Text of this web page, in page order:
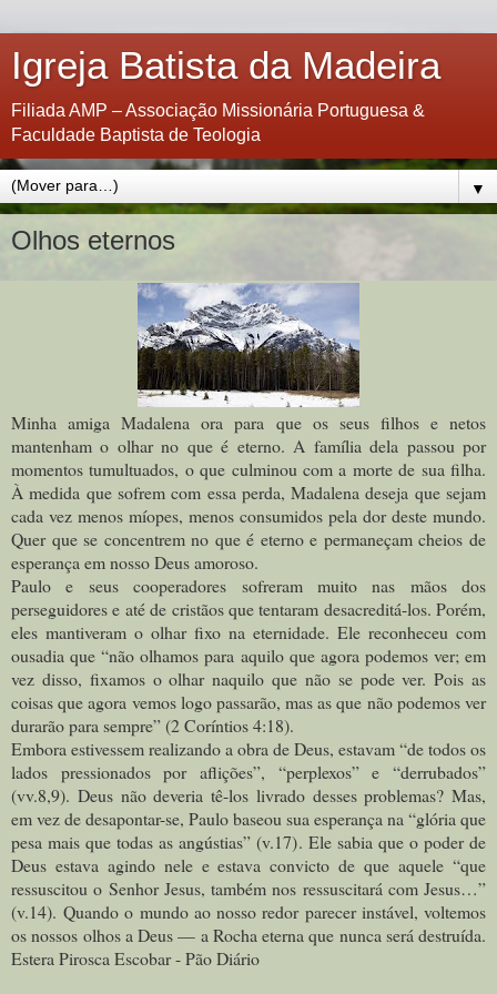
Igreja Batista da Madeira
Filiada AMP – Associação Missionária Portuguesa &
Faculdade Baptista de Teologia
▼
Olhos eternos
Minha amiga Madalena ora para que os seus filhos e netos
mantenham o olhar no que é eterno. A família dela passou por
momentos tumultuados, o que culminou com a morte de sua filha.
À medida que sofrem com essa perda, Madalena deseja que sejam
cada vez menos míopes, menos consumidos pela dor deste mundo.
Quer que se concentrem no que é eterno e permaneçam cheios de
esperança em nosso Deus amoroso.
Paulo e seus cooperadores sofreram muito nas mãos dos
perseguidores e até de cristãos que tentaram desacreditá-los. Porém,
eles mantiveram o olhar fixo na eternidade. Ele reconheceu com
ousadia que “não olhamos para aquilo que agora podemos ver; em
vez disso, fixamos o olhar naquilo que não se pode ver. Pois as
coisas que agora vemos logo passarão, mas as que não podemos ver
durarão para sempre” (2 Coríntios 4:18).
Embora estivessem realizando a obra de Deus, estavam “de todos os
lados pressionados por aflições”, “perplexos” e “derrubados”
(vv.8,9). Deus não deveria tê-los livrado desses problemas? Mas,
em vez de desapontar-se, Paulo baseou sua esperança na “glória que
pesa mais que todas as angústias” (v.17). Ele sabia que o poder de
Deus estava agindo nele e estava convicto de que aquele “que
ressuscitou o Senhor Jesus, também nos ressuscitará com Jesus…”
(v.14).Quando o mundo ao nosso redor parecer instável, voltemos
os nossos olhos a Deus — a Rocha eterna que nunca será destruída.
Estera Pirosca Escobar - Pão Diário